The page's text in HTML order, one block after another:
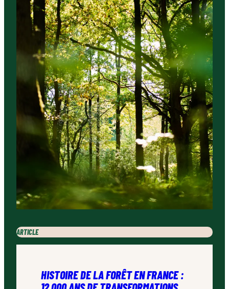
ARTICLE
HISTOIRE DE LA FORÊT EN FRANCE :